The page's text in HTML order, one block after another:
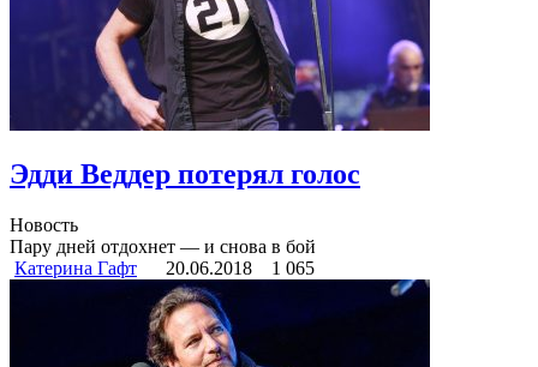
Эдди Веддер потерял голос
Новость
Пару дней отдохнет — и снова в бой
Катерина Гафт
20.06.2018 1 065